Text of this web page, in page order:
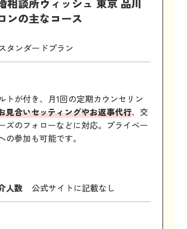
ンの主なコース
タンダードプラン
トが付き、月1回の定期カウンセリン
見合いセッティングやお返事代行、交
ズのフォローなどに対応。プライベー
の参加も可能です。
人数 公式サイトに記載なし